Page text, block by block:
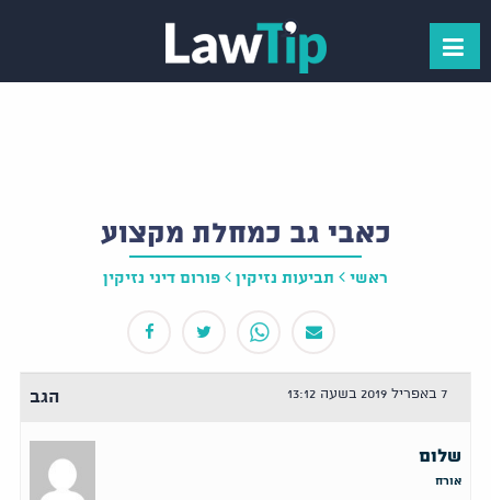
כאבי גב כמחלת מקצוע
ראשי תביעות נזיקין פורום דיני נזיקין
7 באפריל 2019 בשעה 13:12 הגב
שלום
אורח